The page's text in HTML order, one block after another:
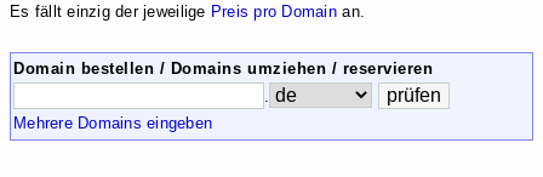
Es fällt einzig der jeweilige Preis pro Domainan.
Domain bestellen / Domains umziehen / reservieren
Mehrere Domains eingeben